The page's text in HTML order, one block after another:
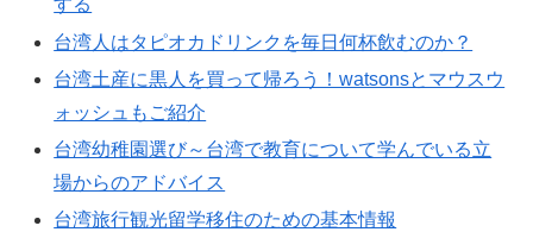
する
台湾人はタピオカドリンクを毎日何杯飲むのか？
台湾土産に黒人を買って帰ろう！watsonsとマウスウ
ォッシュもご紹介
台湾幼稚園選び～台湾で教育について学んでいる立
場からのアドバイス
台湾旅行観光留学移住のための基本情報